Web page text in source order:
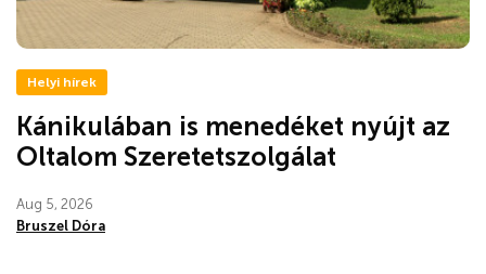
Helyi hírek
Kánikulában is menedéket nyújt az
Oltalom Szeretetszolgálat
Aug 5, 2026
Bruszel Dóra